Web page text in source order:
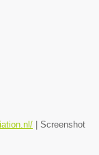
Screenshot